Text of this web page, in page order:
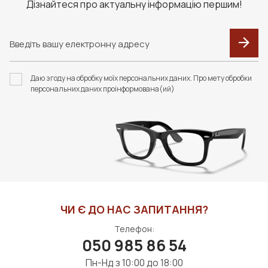
F022 В КОЛЬОРАХ.
ФУТЛЯР З СЕРВЕТКОЮ
FASHION STYLE
F034 В КОЛЬОРАХ.
FASHION STYLE
ДО КОШИКА
Дізнайтеся про актуальну інформацію першим!
Даю згоду на обробку моїх персональних даних. Про мету обробки
персональних даних проінформована(ий)
ЧИ Є ДО НАС ЗАПИТАННЯ?
Телефон:
050 985 86 54
Пн-Нд з 10:00 до 18:00